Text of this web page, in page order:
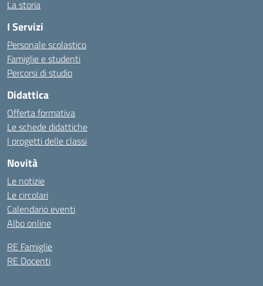
La storia
I Servizi
Personale scolastico
Famiglie e studenti
Percorsi di studio
Didattica
Offerta formativa
Le schede didattiche
I progetti delle classi
Novità
Le notizie
Le circolari
Calendario eventi
Albo online
RE Famiglie
RE Docenti